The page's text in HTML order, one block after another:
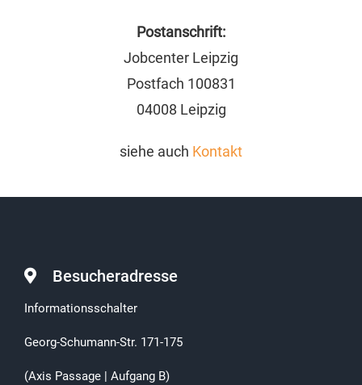
Postanschrift:
Jobcenter Leipzig
Postfach 100831
04008 Leipzig
siehe auch Kontakt
Besucheradresse
Informationsschalter
Georg-Schumann-Str. 171-175
(Axis Passage | Aufgang B)